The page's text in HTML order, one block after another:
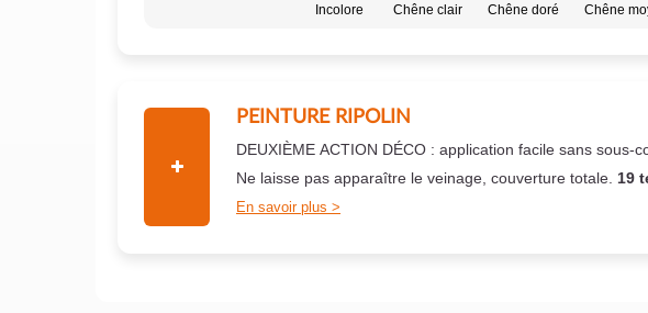
Incolore Chêne clair Chêne doré Chêne
PEINTURE RIPOLIN
DEUXIÈME ACTION DÉCO : application facile sans sous-
Ne laisse pas apparaître le veinage, couverture totale. 19
En savoir plus